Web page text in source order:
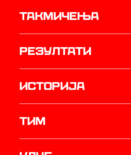
Такмичења
резултати
историја
ТИМ